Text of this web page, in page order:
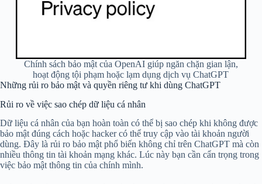
Chính sách bảo mật của OpenAI giúp ngăn chặn gian lận,
hoạt động tội phạm hoặc lạm dụng dịch vụ ChatGPT
Những rủi ro bảo mật và quyền riêng tư khi dùng ChatGPT
Rủi ro về việc sao chép dữ liệu cá nhân
Dữ liệu cá nhân của bạn hoàn toàn có thể bị sao chép khi không được
bảo mật đúng cách hoặc hacker có thể truy cập vào tài khoản người
dùng. Đây là rủi ro bảo mật phổ biến không chỉ trên ChatGPT mà còn
nhiều thông tin tài khoản mạng khác. Lúc này bạn cần cẩn trọng trong
việc bảo mật thông tin của chính mình.